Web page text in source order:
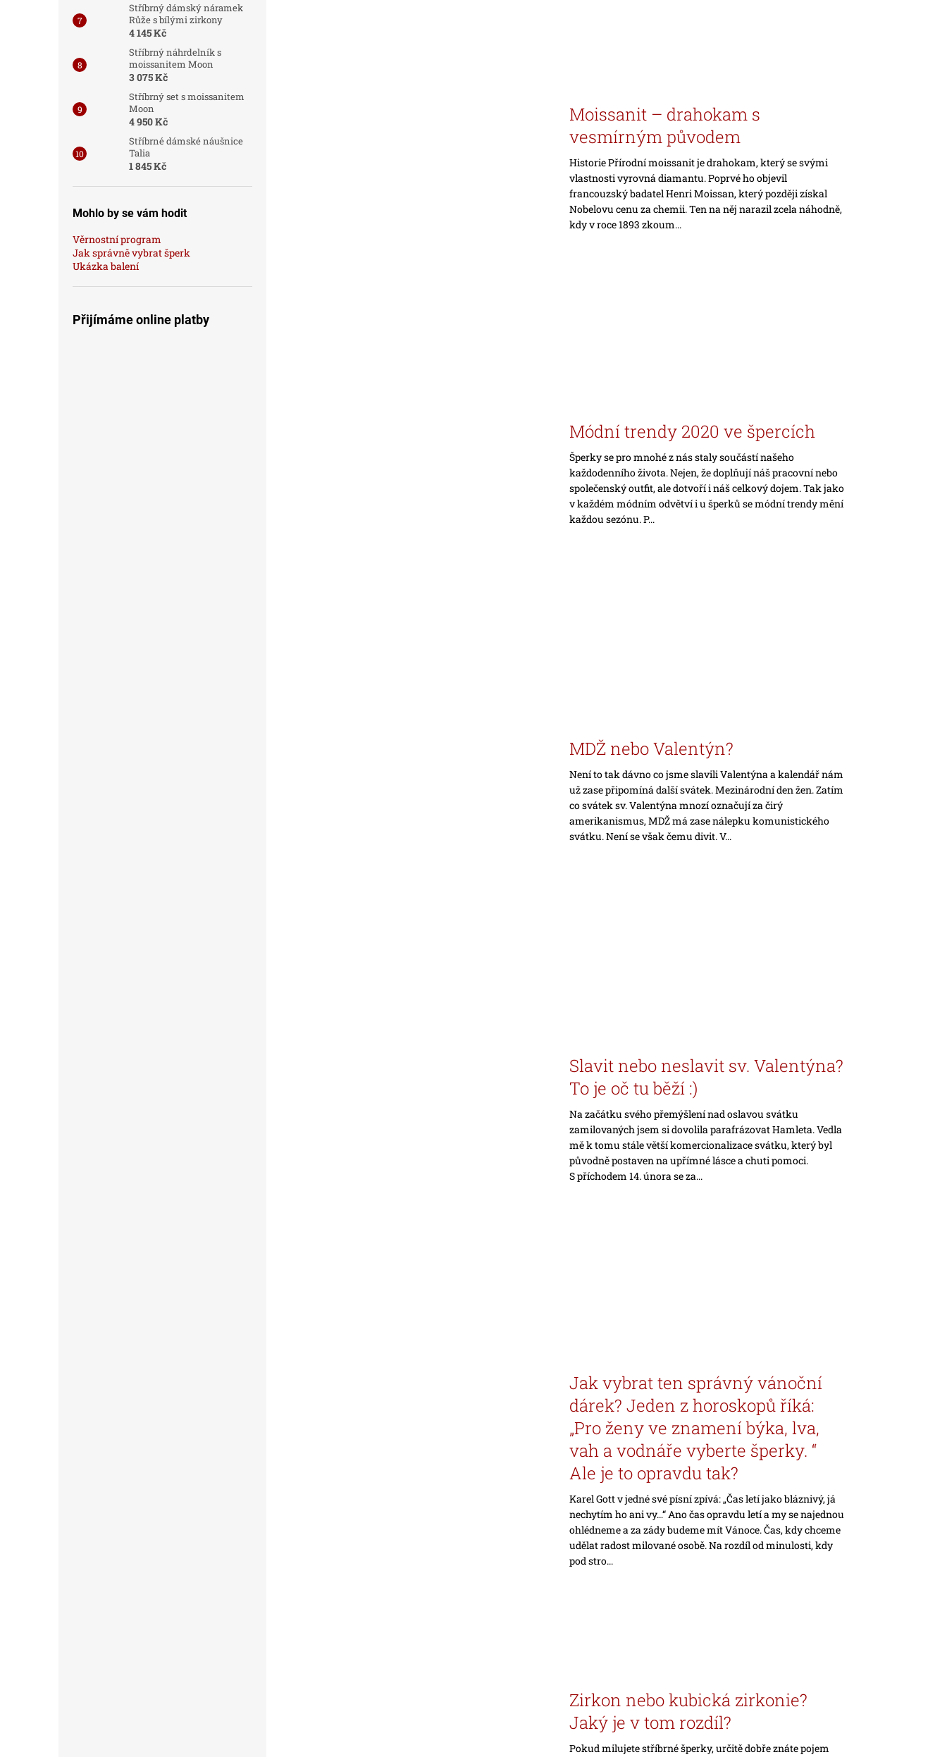
Stříbrný dámský náramek
Růže s bílými zirkony
4 145 Kč
Stříbrný náhrdelník s
moissanitem Moon
3 075 Kč
Stříbrný set s moissanitem
Moon
4 950 Kč
Stříbrné dámské náušnice
Talia
1 845 Kč
Mohlo by se vám hodit
Věrnostní program
Jak správně vybrat šperk
Ukázka balení
Přijímáme online platby
Moissanit – drahokam s
vesmírným původem
Historie Přírodní moissanit je drahokam, který se svými
vlastnosti vyrovná diamantu. Poprvé ho objevil
francouzský badatel Henri Moissan, který později získal
Nobelovu cenu za chemii. Ten na něj narazil zcela náhodně,
kdy v roce 1893 zkoum...
Módní trendy 2020 ve špercích
Šperky se pro mnohé z nás staly součástí našeho
každodenního života. Nejen, že doplňují náš pracovní nebo
společenský outfit, ale dotvoří i náš celkový dojem. Tak jako
v každém módním odvětví i u šperků se módní trendy mění
každou sezónu. P...
MDŽ nebo Valentýn?
Není to tak dávno co jsme slavili Valentýna a kalendář nám
už zase připomíná další svátek. Mezinárodní den žen. Zatím
co svátek sv. Valentýna mnozí označují za čirý
amerikanismus, MDŽ má zase nálepku komunistického
svátku. Není se však čemu divit. V...
Slavit nebo neslavit sv. Valentýna?
To je oč tu běží :)
Na začátku svého přemýšlení nad oslavou svátku
zamilovaných jsem si dovolila parafrázovat Hamleta. Vedla
mě k tomu stále větší komercionalizace svátku, který byl
původně postaven na upřímné lásce a chuti pomoci.
S příchodem 14. února se za...
Jak vybrat ten správný vánoční
dárek? Jeden z horoskopů říká:
„Pro ženy ve znamení býka, lva,
vah a vodnáře vyberte šperky. “
Ale je to opravdu tak?
Karel Gott v jedné své písní zpívá: „Čas letí jako bláznivý, já
nechytím ho ani vy…“ Ano čas opravdu letí a my se najednou
ohlédneme a za zády budeme mít Vánoce. Čas, kdy chceme
udělat radost milované osobě. Na rozdíl od minulosti, kdy
pod stro...
Zirkon nebo kubická zirkonie?
Jaký je v tom rozdíl?
Pokud milujete stříbrné šperky, určitě dobře znáte pojem